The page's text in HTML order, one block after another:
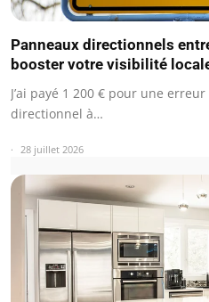
Panneaux directionnels
booster votre visibilité
J’ai payé 1 200 € pour une
directionnel à…
28 juillet 2026